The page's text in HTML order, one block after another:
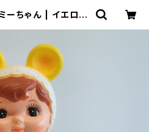
ーちゃん | イエロー